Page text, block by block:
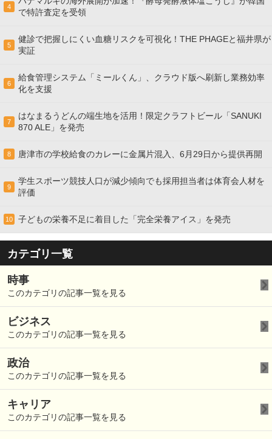
4
で特許査定を受領
5
健診で把握しにくい血糖リスクを可視化！THE PHAGEと福井県が
実証
6
給食管理システム「ミールくん」、クラウド版へ刷新し業務効率
化を支援
7
はなまるうどんの端生地を活用！限定クラフトビール「SANUKI
870 ALE」を発売
8 唐津市の学校給食のカレーに金属片混入、6月29日から提供再開
9
学生スポーツ競技人口が減少傾向でも採用担当者は体育会人材を
評価
10 子どもの栄養不足に着目した「完全栄養アイス」を発売
カテゴリ一覧
時事
このカテゴリの記事一覧を見る
ビジネス
このカテゴリの記事一覧を見る
政治
このカテゴリの記事一覧を見る
キャリア
このカテゴリの記事一覧を見る